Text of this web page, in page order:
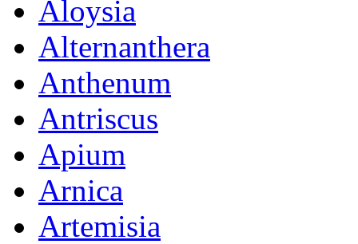
Aloysia
Alternanthera
Anthenum
Antriscus
Apium
Arnica
Artemisia